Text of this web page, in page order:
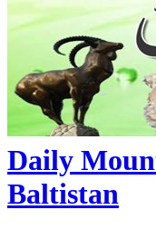
Daily
Baltistan